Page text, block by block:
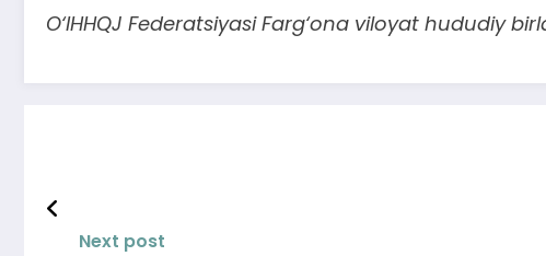
O‘IHHQJ Federatsiyasi Farg‘ona viloyat hududiy
Next post